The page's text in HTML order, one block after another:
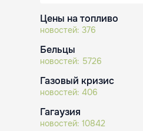
Цены на топливо
новостей: 376
Бельцы
новостей: 5726
Газовый кризис
новостей: 406
Гагаузия
новостей: 10842